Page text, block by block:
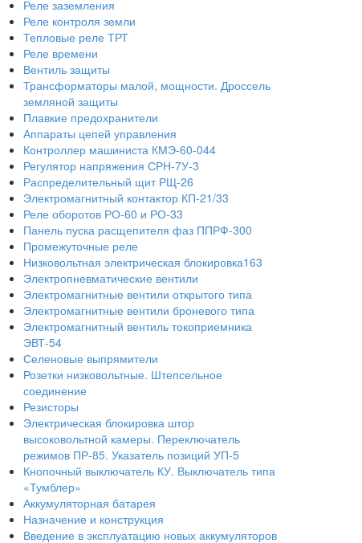
Реле заземления
Реле контроля земли
Тепловые реле ТРТ
Реле времени
Вентиль защиты
Трансформаторы малой, мощности. Дроссель
земляной защиты
Плавкие предохранители
Аппараты цепей управления
Контроллер машиниста КМЭ-60-044
Регулятор напряжения СРН-7У-3
Распределительный щит РЩ-26
Электромагнитный контактор КП-21/33
Реле оборотов РО-60 и РО-33
Панель пуска расщепителя фаз ППРФ-300
Промежуточные реле
Низковольтная электрическая блокировка163
Электропневматические вентили
Электромагнитные вентили открытого типа
Электромагнитные вентили броневого типа
Электромагнитный вентиль токоприемника
ЭВТ-54
Селеновые выпрямители
Розетки низковольтные. Штепсельное
соединение
Резисторы
Электрическая блокировка штор
высоковольтной камеры. Переключатель
режимов ПР-85. Указатель позиций УП-5
Кнопочный выключатель КУ. Выключатель типа
«Тумблер»
Аккумуляторная батарея
Назначение и конструкция
Введение в эксплуатацию новых аккумуляторов